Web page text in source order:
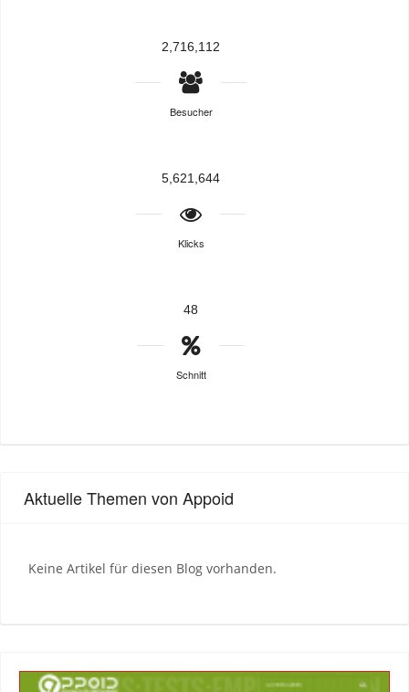
2,716,112
Besucher
5,621,644
Klicks
48
Schnitt
Aktuelle Themen von Appoid
Keine Artikel für diesen Blog vorhanden.